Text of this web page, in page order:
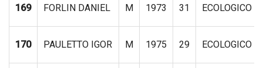
169 FORLIN DANIEL M 1973 31 ECOLOGICO
170 PAULETTO IGOR M 1975 29 ECOLOGICO